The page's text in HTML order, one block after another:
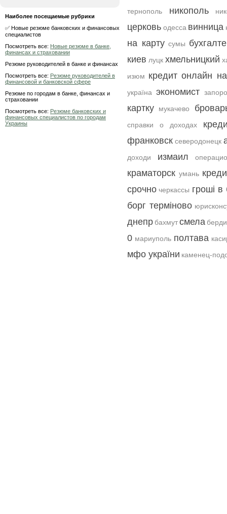
Наиболее посещаемые рубрики
✅ Новые резюме банковских и финансовых
специалистов
Посмотреть все: Новые резюме в банке,
финансах и страховании
Резюме руководителей в банке и финансах
Посмотреть все: Резюме руководителей в
финансовой и банковской сфере
Резюме по городам в банке, финансах и
страховании
Посмотреть все: Резюме банковских и
финансовых специалистов по городам
Украины
тернополь никополь
церковь одесса винница
на карту сумы
киев луцк хмельницкий
изюм кредит онлайн
україна экономист
картку мукачево
справки о доходах
франковск северодонецк
доходи измаил
краматорск умань
срочно черкассы гроші в
борг терміново
днепр бахмут смела
0 мариуполь полтава
мфо україни каменец-